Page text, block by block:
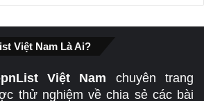
Việt Nam Là Ai?
Việt Nam chuyên trang
thử nghiệm về chia sẻ các bài